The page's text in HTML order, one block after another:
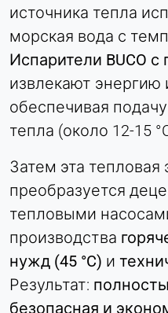
источника тепла
морская вода с
Испарители BUCO
извлекают энергию
обеспечивая
тепла (около 12-15
Затем эта тепловая
преобразуется
тепловыми
производства
нужд (45 °C) и
Результат:
безопасная и